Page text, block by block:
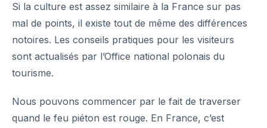
Si la culture est assez similaire à la France sur pas
mal de points, il existe tout de même des différences
notoires. Les conseils pratiques pour les visiteurs
sont actualisés par l’Office national polonais du
tourisme.
Nous pouvons commencer par le fait de traverser
quand le feu piéton est rouge. En France, c’est